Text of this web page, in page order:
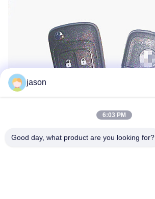
jason
6:03 PM
Good day, what product are you looking for?